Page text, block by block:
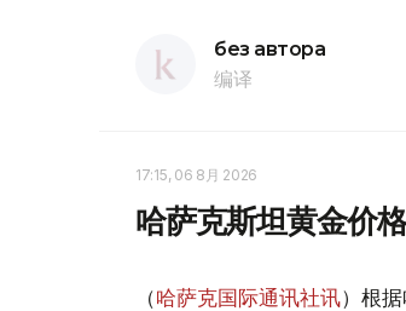
без автора
编译
17:15, 06 8月 2026
哈萨克斯坦黄金价
（哈萨克国际通讯社讯）根